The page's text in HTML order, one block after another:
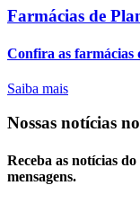
Farmácias de
Confira as farmácias
Saiba mais
Nossas notícias
Receba as notícias
mensagens.